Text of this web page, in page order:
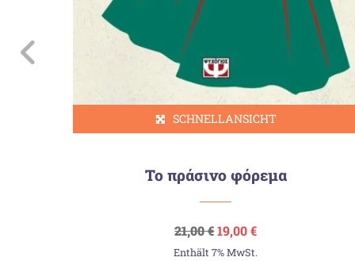
SCHNELLANSICHT
Το πράσινο φόρεμα
21,00€Ursprünglicher
Preis
war:
19,00€Aktueller
ist:
Enthält 7% MwSt.